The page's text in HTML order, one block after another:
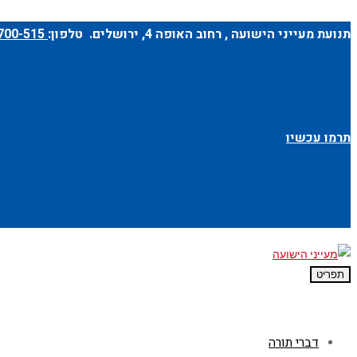
תנועת מעייני הישועה ,רחוב האופה 4 , ירושלים. טלפון:
תרמו עכשיו
תפריט
דברי תורה